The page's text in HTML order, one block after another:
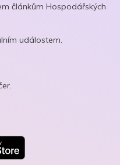
článkům Hospodářských
událostem.